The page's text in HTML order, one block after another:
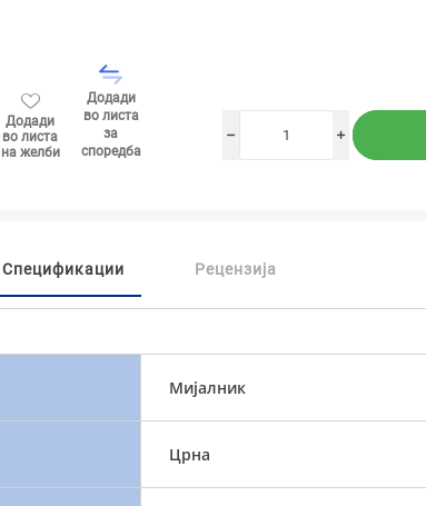
Додади
во листа
на желби
Додади
во листа
за
споредба
i
h
Спецификации Рецензија
Мијалник
Црна